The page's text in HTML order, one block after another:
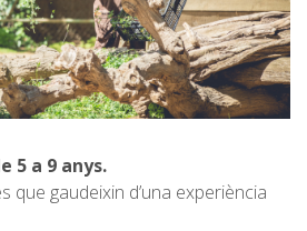
5 a 9 anys.
que gaudeixin d’una experiència